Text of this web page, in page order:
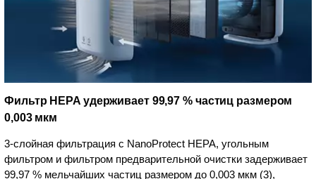
Фильтр HEPA удерживает 99,97 % частиц размером
0,003 мкм
3-слойная фильтрация с NanoProtect HEPA, угольным
фильтром и фильтром предварительной очистки задерживает
99,97 % мельчайших частиц размером до 0,003 мкм (3),